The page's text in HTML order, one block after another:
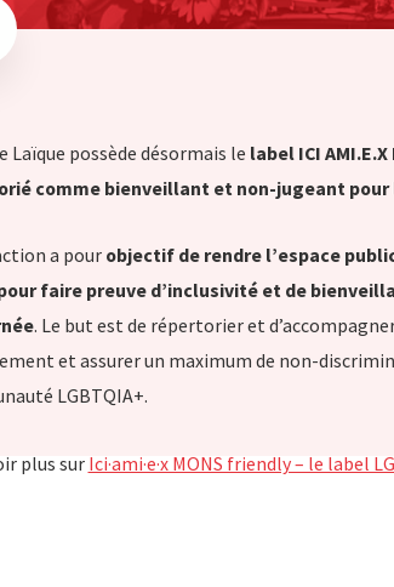
Laïque possède désormais le label ICI
comme bienveillant et non-jugeant pour
a pour objectif de rendre l’espace
faire preuve d’inclusivité et de
. Le but est de répertorier et
et assurer un maximum de non-
LGBTQIA+.
plus surIci·ami·e·x MONS friendly – le label